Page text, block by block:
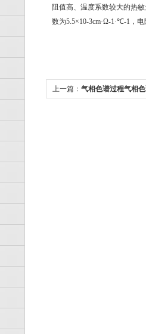
阻值高、温度系数较大的热
数为5.5×10-3cm·Ω-1·℃-1，
上一篇： 气相色谱过程气相